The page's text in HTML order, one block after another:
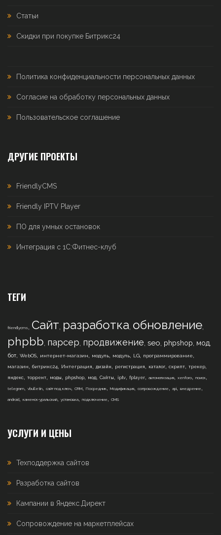
Статьи
Скидки при покупке Битрикс24
Политика конфиденциальности персональных данных
Согласие на обработку персональных данных
Пользовательское соглашение
ДРУГИЕ ПРОЕКТЫ
FriendlyCMS
Friendly IPTV Player
ПО для умных остановок
Интеграция с 1С:Фитнес-клуб
ТЕГИ
friendlycms , Сайт, разработка, обновление,
phpbb, парсер, продвижение, seo, phpshop, мод,
бот, WebOS, интернет-магазин, модуль, модуль, LG, программирование,
магазин, битрикс24, Интеграция, дизайн , регистрация , каталог, скрипт, трекер,
яндекс, торрент, моды , phpshop, мод, Сайты , iptv, fplayer, автоматизация, xenforo, поиск,
telegram, vbulletin, сайт под ключ, CRM, Посредник, Модификация, сопровождение , api, внедрение ,
android, каменск-уральский, установка, подключение , CMS
УСЛУГИ И ЦЕНЫ
Техподдержка сайтов
Разработка сайтов
Кампании в Яндекс.Директ
Сопровождение на маркетплейсах